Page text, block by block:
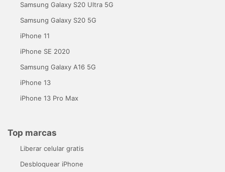
Samsung Galaxy S20 Ultra 5G
Samsung Galaxy S20 5G
iPhone 11
iPhone SE 2020
Samsung Galaxy A16 5G
iPhone 13
iPhone 13 Pro Max
Top marcas
Liberar celular gratis
Desbloquear iPhone